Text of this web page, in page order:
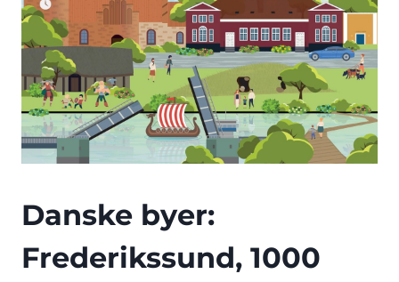
Danske byer:
Frederikssund, 1000